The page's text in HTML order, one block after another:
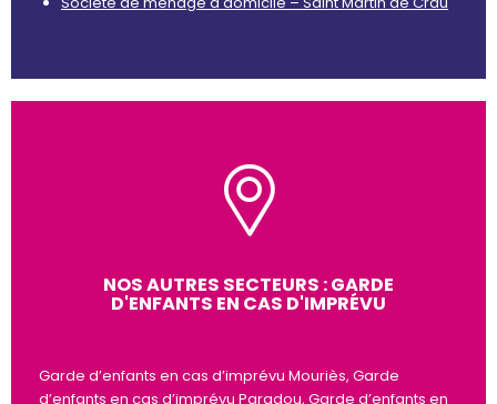
NOS AUTRES SECTEURS : GARDE
D'ENFANTS EN CAS D'IMPRÉVU
Garde d’enfants en cas d’imprévu Mouriès, Garde
d’enfants en cas d’imprévu Paradou, Garde d’enfants en